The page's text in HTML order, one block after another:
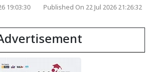
19:03:30 Published On 22 Jul 2026 21:26:32